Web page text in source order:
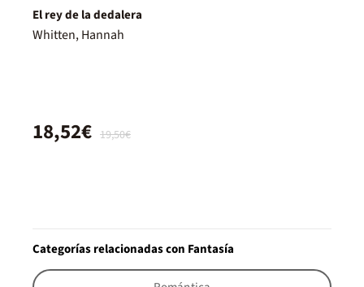
El rey de la dedalera
Whitten, Hannah
19,50€
18,52€
Categorías relacionadas con Fantasía